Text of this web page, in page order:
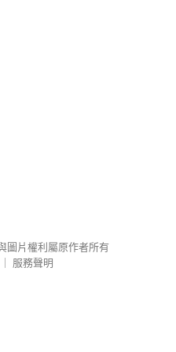
圖片權利屬原作者所有
服務聲明